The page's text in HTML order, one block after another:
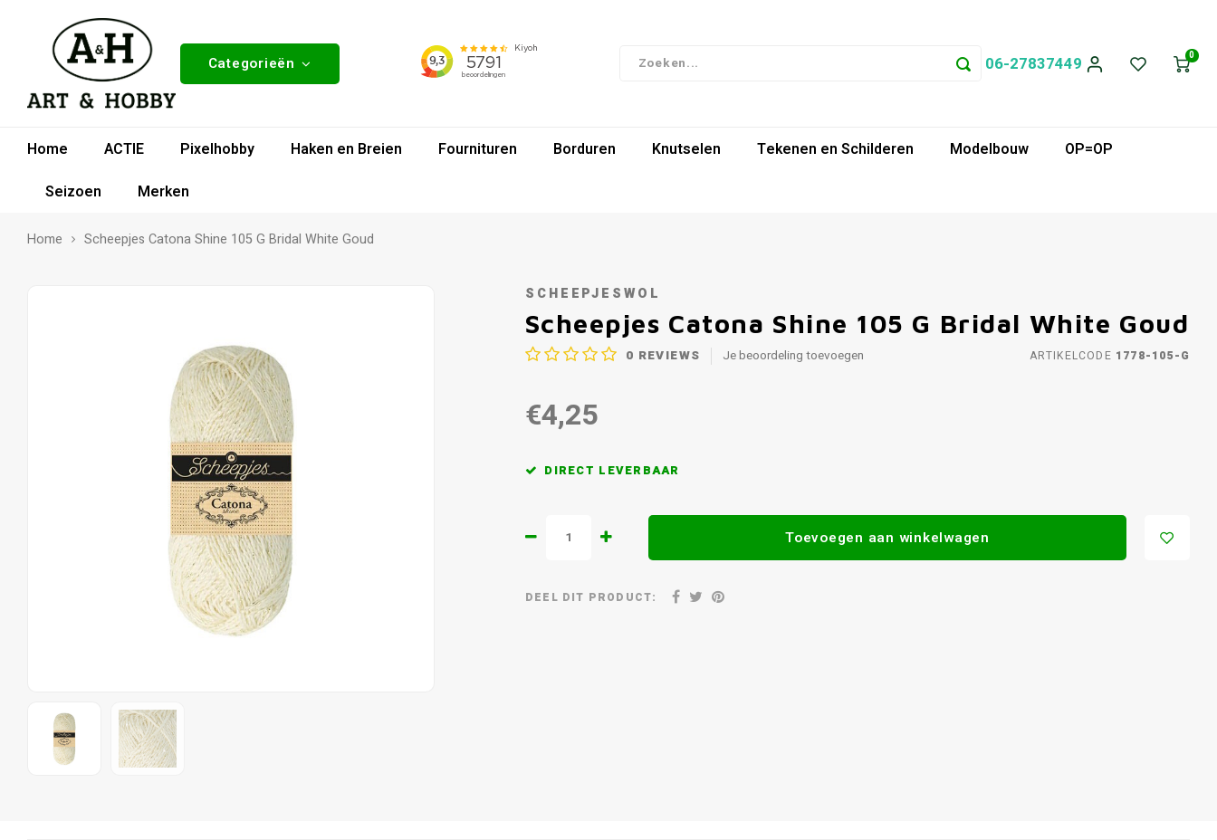
Categorieën 06-27837449 0
Home ACTIE Pixelhobby Haken en Breien Fournituren Borduren Knutselen Tekenen en Schilderen Modelbouw
OP=OP
Seizoen
Merken
Home Scheepjes Catona Shine 105 G Bridal White Goud
SCHEEPJESWOL
Scheepjes Catona Shine 105 G Bridal White Goud
0 REVIEWS Je beoordeling toevoegen ARTIKELCODE 1778-105-G
€4,25
DIRECT LEVERBAAR
Toevoegen aan winkelwagen
DEEL DIT PRODUCT: